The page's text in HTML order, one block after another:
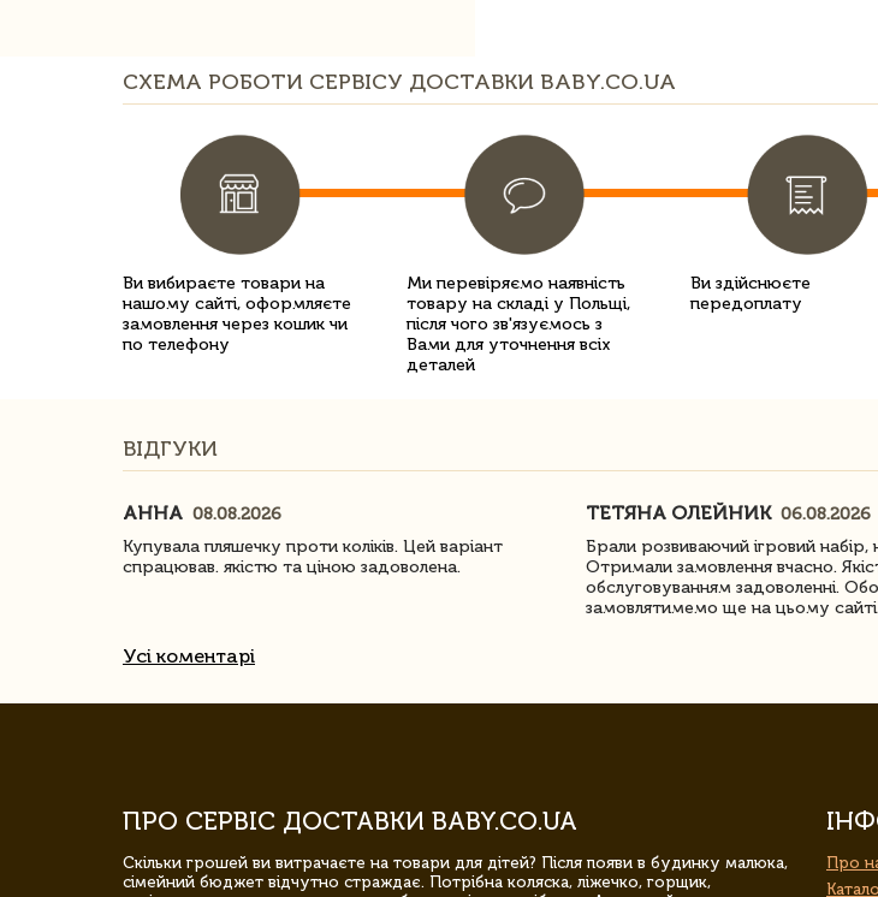
СХЕМА РОБОТИ СЕРВІСУ ДОСТАВКИ BABY.CO.UA
Ви вибираєте товари на
нашому сайті, оформляєте
замовлення через кошик чи
по телефону
Ми перевіряємо наявність
товару на складі у Польщі,
після чого зв'язуємось з
Вами для уточнення всіх
деталей
Ви здійснюєте
передоплату
ВІДГУКИ
АННА 08.08.2026
Купувала пляшечку проти коліків. Цей варіант
спрацював. якістю та ціною задоволена.
ТЕТЯНА ОЛЕЙНИК 06.08.2026
Брали розвиваючий ігровий
Отримали замовлення вчасно.
обслуговуванням задоволенні.
замовлятимемо ще на цьому сайті.
Усі коментарі
ПРО СЕРВІС ДОСТАВКИ BABY.CO.UA
Скільки грошей ви витрачаєте на товари для дітей? Після появи в будинку малюка,
сімейний бюджет відчутно страждає. Потрібна коляска, ліжечко, горщик,
Про